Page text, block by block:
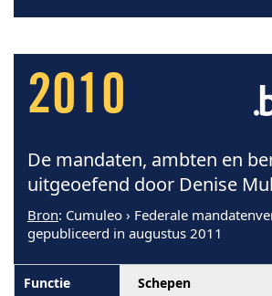
2010
De mandaten, ambten en
uitgeoefend door Denise
Bron: Cumuleo › Federale
gepubliceerd in augustus 2011
Schepen